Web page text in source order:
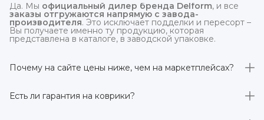
Да. Мы официальный дилер бренда Delform, и все
заказы отгружаются напрямую с завода-
производителя. Это исключает подделки и пересорт –
Вы получаете именно ту продукцию, которая
представлена в каталоге, в заводской упаковке.
Почему на сайте цены ниже, чем на маркетплейсах?
отгрузка идётнапрямую со склада производителя
без посредников.
Есть ли гарантия на коврики?